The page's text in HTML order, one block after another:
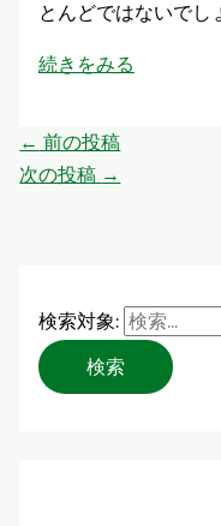
とんどではないでし
続きをみる
← 前の投稿
次の投稿 →
検索対象: